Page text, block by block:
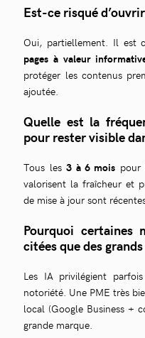
Est-ce risqué
Oui, partiellement. Il est
pages à valeur
protéger les contenus
ajoutée.
Quelle est la
pour rester visible
Tous les3 à 6 mois pour
valorisent la fraîcheur et
de mise à jour sont
Pourquoi certaines
citées que des
Les IA privilégient
notoriété. Une PME très
local (Google Business +
grande marque.